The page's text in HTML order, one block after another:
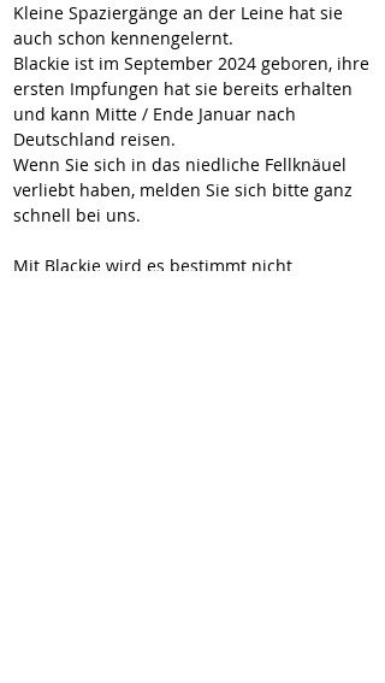
Kleine Spaziergänge an der Leine hat sie
auch schon kennengelernt.
Blackie ist im September 2024 geboren, ihre
ersten Impfungen hat sie bereits erhalten
und kann Mitte / Ende Januar nach
Deutschland reisen.
Wenn Sie sich in das niedliche Fellknäuel
verliebt haben, melden Sie sich bitte ganz
schnell bei uns.
Mit Blackie wird es bestimmt nicht